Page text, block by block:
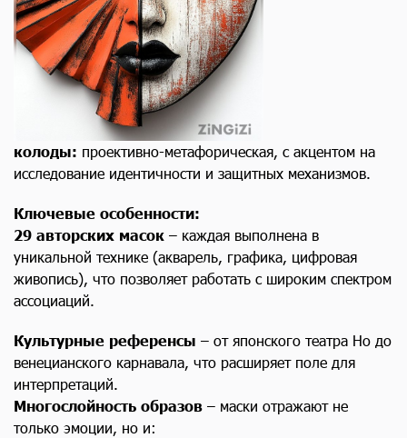
колоды: проективно-метафорическая, с акцентом на
исследование идентичности и защитных механизмов.
Ключевые особенности:
29 авторских масок – каждая выполнена в
уникальной технике (акварель, графика, цифровая
живопись), что позволяет работать с широким спектром
ассоциаций.
Культурные референсы – от японского театра Но до
венецианского карнавала, что расширяет поле для
интерпретаций.
Многослойность образов – маски отражают не
только эмоции, но и: